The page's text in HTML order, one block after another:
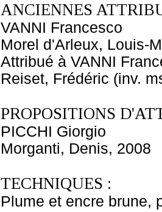
ANCIENNES
VANNI Francesco
Morel d'Arleux, Louis-
Attribué à VANNI
Reiset, Frédéric (inv.
PROPOSITIONS
PICCHI Giorgio
Morganti, Denis, 2008
TECHNIQUES :
Plume et encre brune,